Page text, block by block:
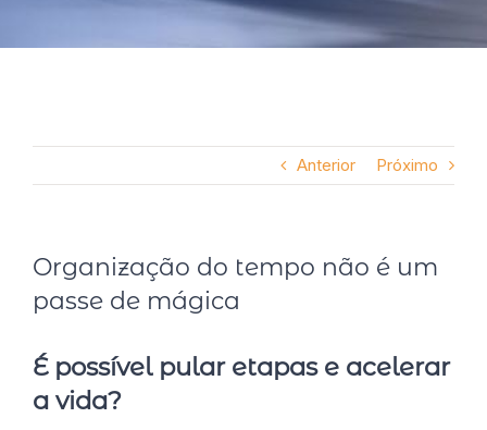
Anterior Próximo
Organização do tempo não é um
passe de mágica
É possível pular etapas e acelerar
a vida?